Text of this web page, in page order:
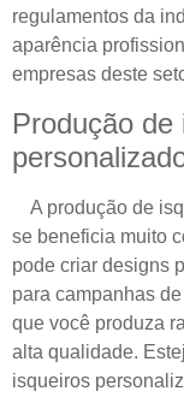
regulamentos da
aparência
empresas deste
Produção
A produção de
se beneficia muito
pode criar designs
para campanhas
que você produza
alta qualidade.
isqueiros